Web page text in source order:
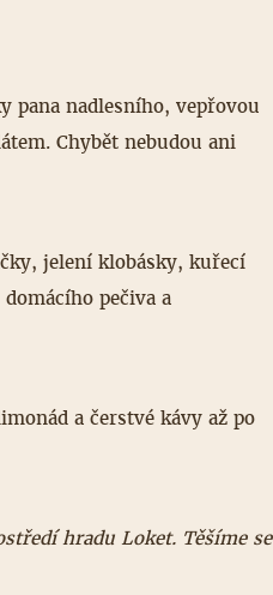
pana nadlesního, vepřovou
Chybět nebudou ani
jelení klobásky, kuřecí
pečiva a
a čerstvé kávy až po
hradu Loket. Těšíme se